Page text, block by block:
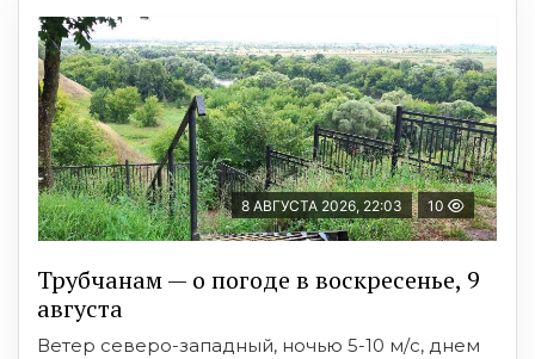
8 АВГУСТА 2026, 22:03 10
Трубчанам — о погоде в воскресенье, 9
августа
Ветер северо-западный, ночью 5-10 м/с, днем